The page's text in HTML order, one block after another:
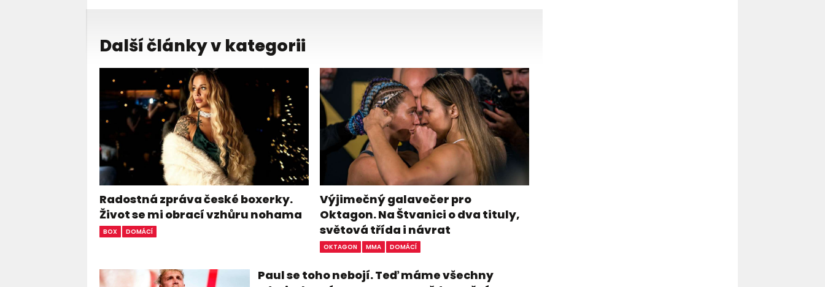
Další články v kategorii
Radostná zpráva české boxerky.
Život se mi obrací vzhůru nohama
BOX DOMÁCÍ
Výjimečný galavečer pro
Oktagon. Na Štvanici o dva tituly,
světová třída i návrat
OKTAGON MMA DOMÁCÍ
Paul se toho nebojí. Teď máme všechny